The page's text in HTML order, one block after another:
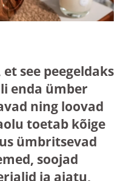
see peegeldaks
enda ümber
ning loovad
toetab kõige
ümbritsevad
soojad
ja ajatu,